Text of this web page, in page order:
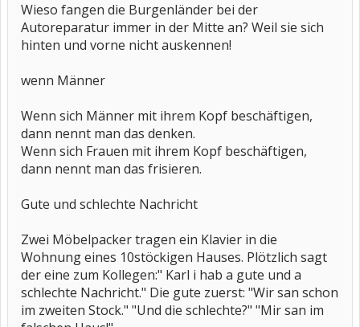
Wieso fangen die Burgenländer bei der
Autoreparatur immer in der Mitte an? Weil sie sich
hinten und vorne nicht auskennen!
wenn Männer
Wenn sich Männer mit ihrem Kopf beschäftigen,
dann nennt man das denken.
Wenn sich Frauen mit ihrem Kopf beschäftigen,
dann nennt man das frisieren.
Gute und schlechte Nachricht
Zwei Möbelpacker tragen ein Klavier in die
Wohnung eines 10stöckigen Hauses. Plötzlich sagt
der eine zum Kollegen:" Karl i hab a gute und a
schlechte Nachricht." Die gute zuerst: "Wir san schon
im zweiten Stock." "Und die schlechte?" "Mir san im